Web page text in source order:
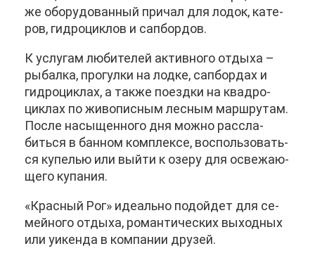
же обо­ру­до­ван­ный при­чал для ло­док, ка­те­
ров, гид­ро­цик­лов и са­п­бор­дов.
К услу­гам лю­би­те­лей ак­тив­но­го от­ды­ха –
ры­бал­ка, про­гул­ки на лод­ке, са­п­бор­дах и
гид­ро­цик­лах, а та­к­же по­езд­ки на квад­ро­
цик­лах по жи­во­пис­ным лес­ным марш­ру­там.
По­сле на­сы­щен­но­го дня мож­но рас­сла­
бить­ся в бан­ном ком­плек­се, вос­поль­зо­вать­
ся ку­пе­лью или вый­ти к озе­ру для осве­жа­ю­
ще­го ку­па­ния.
«Крас­ный Рог» иде­аль­но по­дой­дет для се­
мей­но­го от­ды­ха, ро­ман­ти­че­ских вы­ход­ных
или уи­кен­да в ком­па­нии дру­зей.